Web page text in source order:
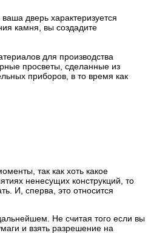
дверь характеризуется
камня, вы создадите
для производства
просветы, сделанные из
приборов, в то время как
так как хоть какое
ненесущих конструкций, то
И, сперва, это относится
Не считая того если вы
и взять разрешение на